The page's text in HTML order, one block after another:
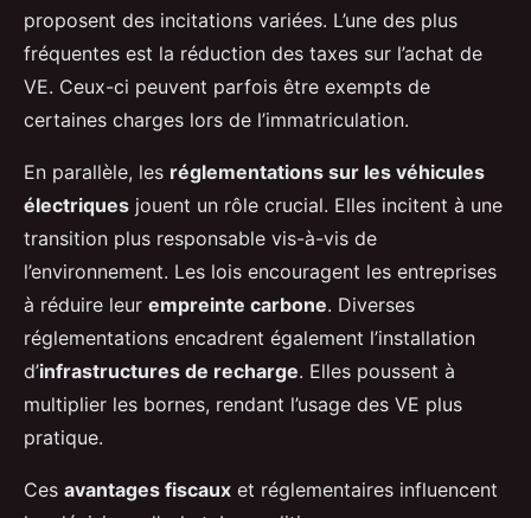
proposent des incitations variées. L’une des plus
fréquentes est la réduction des taxes sur l’achat de
VE. Ceux-ci peuvent parfois être exempts de
certaines charges lors de l’immatriculation.
En parallèle, les réglementations sur les véhicules
électriques jouent un rôle crucial. Elles incitent à une
transition plus responsable vis-à-vis de
l’environnement. Les lois encouragent les entreprises
à réduire leur empreinte carbone. Diverses
réglementations encadrent également l’installation
d’infrastructures de recharge. Elles poussent à
multiplier les bornes, rendant l’usage des VE plus
pratique.
Ces avantages fiscaux et réglementaires influencent